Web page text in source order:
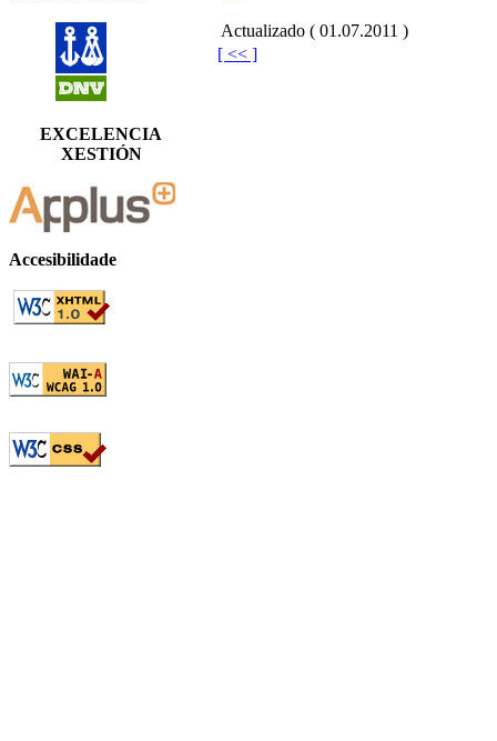
EXCELENCIA
XESTIÓN
Accesibilidade
Actualizado ( 01.07.2011 )
[ << ]